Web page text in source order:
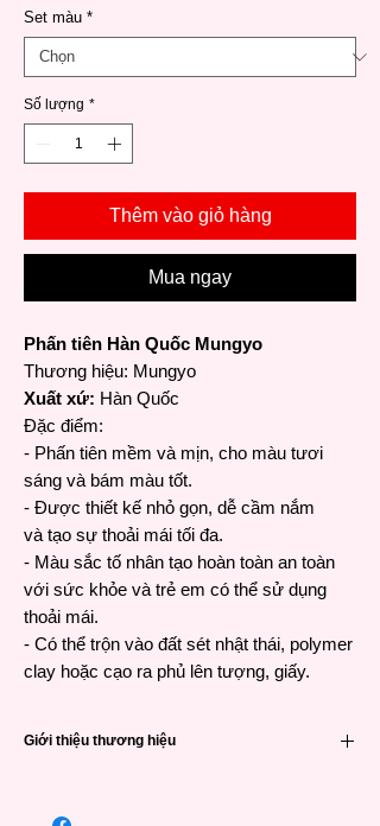
Set màu *
Số lượng *
Thêm vào giỏ hàng
Mua ngay
Phấn tiên Hàn Quốc Mungyo
Thương hiệu: Mungyo
Xuất xứ: Hàn Quốc
Đặc điểm:
- Phấn tiên mềm và mịn, cho màu tươi
sáng và bám màu tốt.
- Được thiết kế nhỏ gọn, dễ cầm nắm
và tạo sự thoải mái tối đa.
- Màu sắc tố nhân tạo hoàn toàn an toàn
với sức khỏe và trẻ em có thể sử dụng
thoải mái.
- Có thể trộn vào đất sét nhật thái, polymer
clay hoặc cạo ra phủ lên tượng, giấy.
Giới thiệu thương hiệu